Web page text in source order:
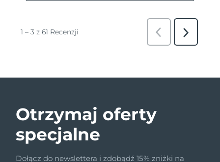
Otrzymaj oferty
specjalne
Dołącz do newslettera i zdobądź 15% zniżki na